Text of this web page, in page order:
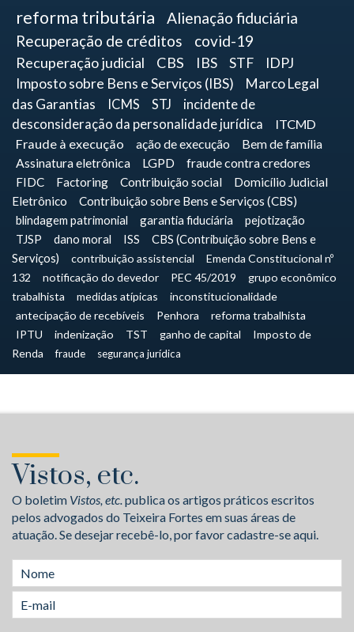
reforma tributária
Alienação fiduciária
Recuperação de créditos
covid-19
Recuperação judicial CBS IBS STF
IDPJ
Imposto sobre Bens e Serviços (IBS)
Marco Legal
das Garantias
ICMS STJ
incidente de
desconsideração da personalidade jurídica
ITCMD
Fraude à execução
ação de execução
Bem de família
Assinatura eletrônica
LGPD fraude contra credores
FIDC Factoring Contribuição social
Domicílio Judicial
Eletrônico
Contribuição sobre Bens e Serviços (CBS)
blindagem patrimonial
garantia fiduciária
pejotização
TJSP
dano moral ISS
CBS (Contribuição sobre Bens e
Serviços)
contribuição assistencial
Emenda Constitucional nº
132
notificação do devedor PEC 45/2019
grupo econômico
trabalhista
medidas atípicas
inconstitucionalidade
antecipação de recebíveis
Penhora
reforma trabalhista
IPTU
indenização TST ganho de capital
Imposto de
Renda
fraude segurança jurídica
Vistos, etc.
O boletim Vistos, etc.publica os artigos práticos escritos
pelos advogados do Teixeira Fortes em suas áreas de
atuação. Se desejar recebê-lo, por favor cadastre-se aqui.